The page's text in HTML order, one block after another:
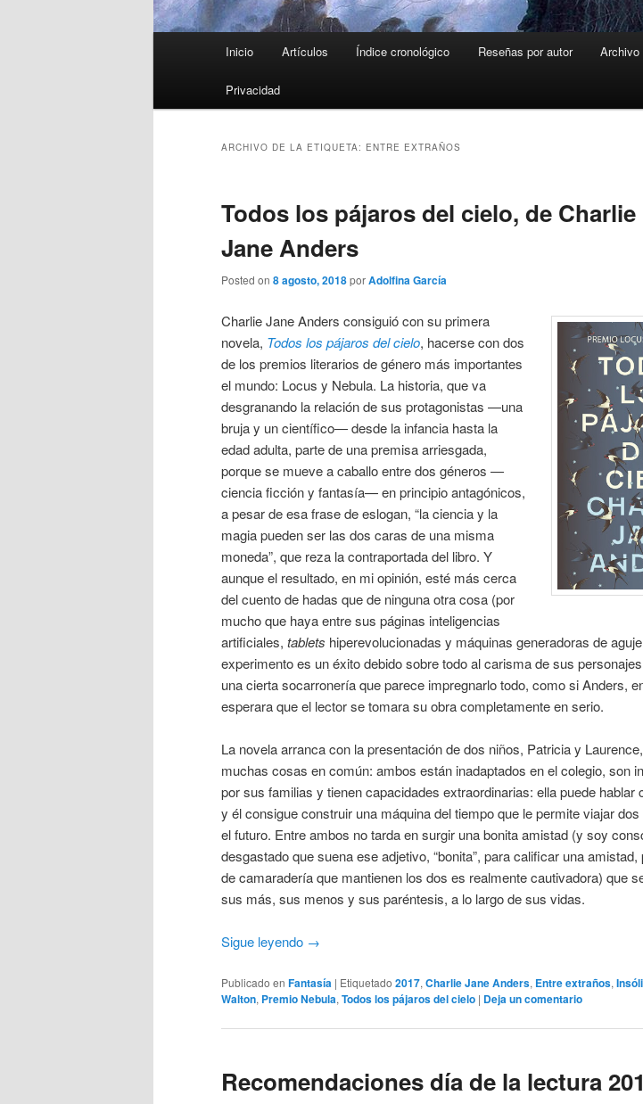
Inicio Artículos Índice cronológico Reseñas por autor Archivo
Privacidad
ARCHIVO DE LA ETIQUETA: ENTRE EXTRAÑOS
Todos los pájaros del cielo, de Charlie
Jane Anders
Posted on 8 agosto, 2018porAdolfina García
Charlie Jane Anders consiguió con su primera
novela, Todos los pájaros del cielo, hacerse con dos
de los premios literarios de género más importantes
el mundo: Locus y Nebula. La historia, que va
desgranando la relación de sus protagonistas —una
bruja y un científico— desde la infancia hasta la
edad adulta, parte de una premisa arriesgada,
porque se mueve a caballo entre dos géneros —
ciencia ficción y fantasía— en principio antagónicos,
a pesar de esa frase de eslogan, “la ciencia y la
magia pueden ser las dos caras de una misma
moneda”, que reza la contraportada del libro. Y
aunque el resultado, en mi opinión, esté más cerca
del cuento de hadas que de ninguna otra cosa (por
mucho que haya entre sus páginas inteligencias
artificiales, tablets hiperevolucionadas y máquinas generadoras de
experimento es un éxito debido sobre todo al carisma de sus
una cierta socarronería que parece impregnarlo todo, como si Anders,
esperara que el lector se tomara su obra completamente en serio.
La novela arranca con la presentación de dos niños, Patricia y
muchas cosas en común: ambos están inadaptados en el colegio, son
por sus familias y tienen capacidades extraordinarias: ella puede hablar
y él consigue construir una máquina del tiempo que le permite viajar
el futuro. Entre ambos no tarda en surgir una bonita amistad (y soy
desgastado que suena ese adjetivo, “bonita”, para calificar una
de camaradería que mantienen los dos es realmente cautivadora) que
sus más, sus menos y sus paréntesis, a lo largo de sus vidas.
Sigue leyendo →
Publicado en Fantasía | Etiquetado 2017, Charlie Jane Anders, Entre extraños,
Walton, Premio Nebula, Todos los pájaros del cielo | Deja un comentario
Recomendaciones día de la lectura